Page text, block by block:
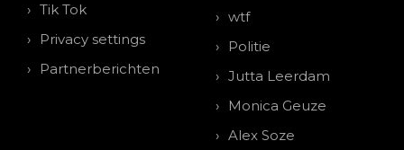
Tik Tok
Privacy settings
Partnerberichten
wtf
Politie
Jutta Leerdam
Monica Geuze
Alex Soze